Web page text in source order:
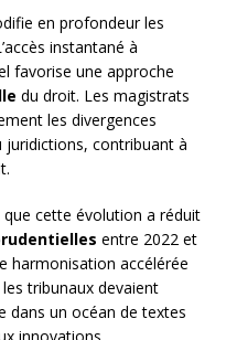
en profondeur les
instantané à
favorise une approche
du droit. Les magistrats
les divergences
juridictions, contribuant à
cette évolution a réduit
entre 2022 et
harmonisation accélérée
tribunaux devaient
dans un océan de textes